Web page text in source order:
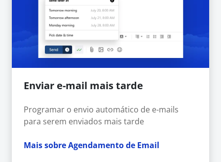
Enviar e-mail mais tarde
Programar o envio automático de e-mails
para serem enviados mais tarde
Mais sobre Agendamento de Email